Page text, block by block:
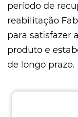
período de
reabilitação
para satisfazer
produto e
de longo prazo.